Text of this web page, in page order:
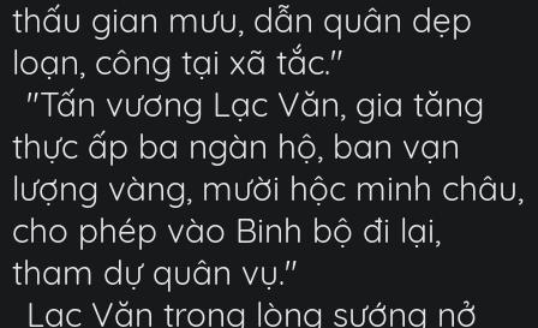
thấu gian mưu, dẫn quân dẹp
loạn, công tại xã tắc."
"Tấn vương Lạc Văn, gia tăng
thực ấp ba ngàn hộ, ban vạn
lượng vàng, mười hộc minh châu,
cho phép vào Binh bộ đi lại,
tham dự quân vụ."
Lạc Văn trong lòng sướng nở